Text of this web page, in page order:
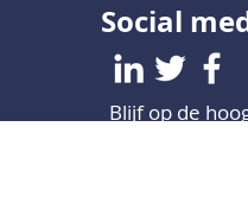
Social
Blijf op de